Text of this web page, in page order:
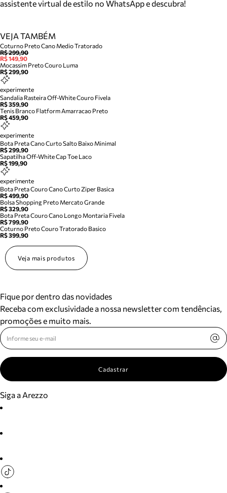
assistente virtual de estilo no WhatsApp e descubra!
VEJA TAMBÉM
Coturno Preto Cano Medio Tratorado
R$ 299,90
R$ 149,90
Mocassim Preto Couro Luma
R$ 299,90
experimente
Sandalia Rasteira Off-White Couro Fivela
R$ 359,90
Tenis Branco Flatform Amarracao Preto
R$ 459,90
experimente
Bota Preta Cano Curto Salto Baixo Minimal
R$ 299,90
Sapatilha Off-White Cap Toe Laco
R$ 199,90
experimente
Bota Preta Couro Cano Curto Ziper Basica
R$ 499,90
Bolsa Shopping Preto Mercato Grande
R$ 329,90
Bota Preta Couro Cano Longo Montaria Fivela
R$ 799,90
Coturno Preto Couro Tratorado Basico
R$ 399,90
Veja mais produtos
Fique por dentro das novidades
Receba com exclusividade a nossa newsletter com tendências,
promoções e muito mais.
Cadastrar
Siga a Arezzo